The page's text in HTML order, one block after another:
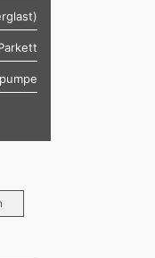
Voll
Küche
€